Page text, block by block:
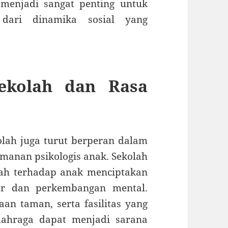
sangat penting untuk
dinamika sosial yang
dan Rasa
juga turut berperan dalam
psikologis anak. Sekolah
terhadap anak menciptakan
dan perkembangan mental.
taman, serta fasilitas yang
dapat menjadi sarana